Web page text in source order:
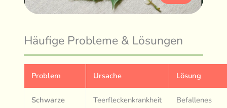
Häufige Probleme & Lösungen
Problem Ursache Lösung
Schwarze
Teerfleckenkrankheit
Befallenes